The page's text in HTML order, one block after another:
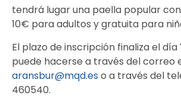
tendrá lugar una paella popular
10€ para adultos y gratuita para
El plazo de inscripción finaliza el día
puede hacerse a través del correo
aransbur@mqd.eso a través del
460540.